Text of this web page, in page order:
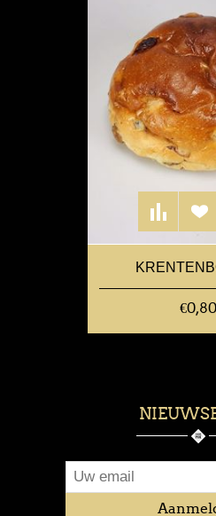
€0,80